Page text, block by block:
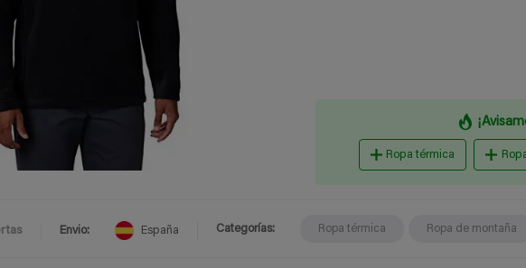
Ropa térmica
Envio: España Categorías: Ropa térmica Ropa de montaña